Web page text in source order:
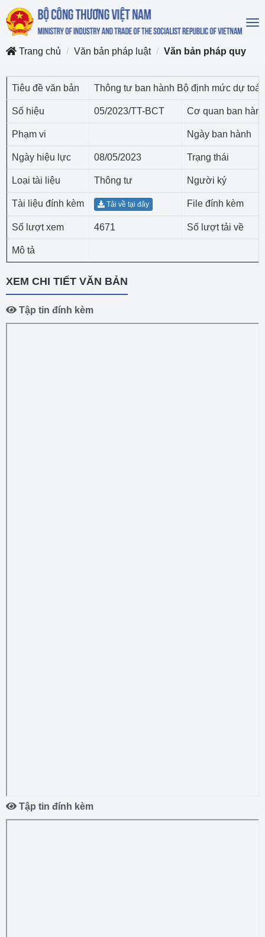
Trang chủ
Văn bản pháp luật Văn bản pháp quy
Tiêu đề văn bản Thông tư ban hành Bộ định mức dự
Số hiệu 05/2023/TT-BCT Cơ quan ban
Phạm vi Ngày ban hành
Ngày hiệu lực 08/05/2023 Trạng thái
Loại tài liệu Thông tư Người ký
Tài liệu đính kèm Tải về tại đây File đính kèm
Số lượt xem 4671 Số lượt tải về
Mô tả
XEM CHI TIẾT VĂN BẢN
Tập tin đính kèm
Tập tin đính kèm